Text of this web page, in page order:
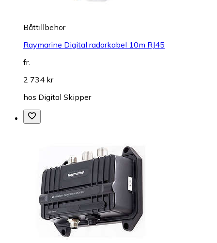
Båttillbehör
Raymarine Digital radarkabel 10m RJ45
fr.
2 734 kr
hos Digital Skipper